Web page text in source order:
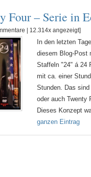
Four – Serie in
| 12.314x angezeigt]
In den letzten
diesem Blog-Post
Staffeln "24" á 24
mit ca. einer
Stunden. Das
oder auch Twenty
Dieses Konzept
ganzen Eintrag